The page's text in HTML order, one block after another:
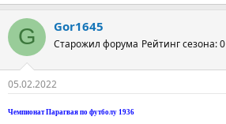
G Gor1645
Старожил форума Рейтинг сезона: 0
05.02.2022
Чемпионат Парагвая по футболу 1936